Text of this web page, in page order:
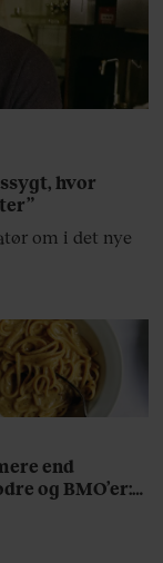
end
og BMO’er:
hvor
om i det nye